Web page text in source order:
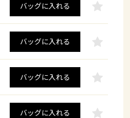
バッグに入れる
バッグに入れる
バッグに入れる
バッグに入れる